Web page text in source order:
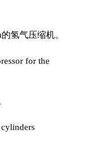
氢气压缩机。
for the